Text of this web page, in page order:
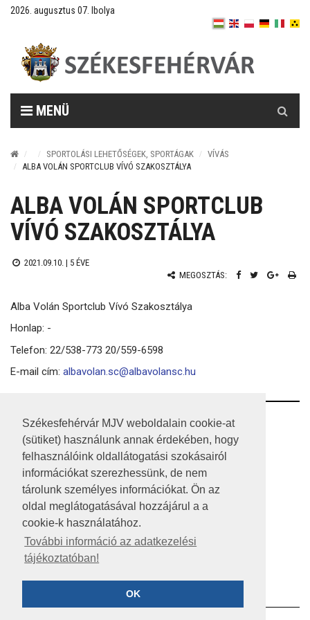
Székesfehérvár MJV weboldalain cookie-at
(sütiket) használunk annak érdekében, hogy
felhasználóink oldallátogatási szokásairól
információkat szerezhessünk, de nem
tárolunk személyes információkat. Ön az
oldal meglátogatásával hozzájárul a a
cookie-k használatához.
További információ az adatkezelési
tájékoztatóban!
OK
2026. augusztus 07. Ibolya
MENÜ
SPORTOLÁSI LEHETŐSÉGEK, SPORTÁGAK
VÍVÁS
ALBA VOLÁN SPORTCLUB VÍVÓ SZAKOSZTÁLYA
ALBA VOLÁN SPORTCLUB
VÍVÓ SZAKOSZTÁLYA
2021.09.10. | 5 ÉVE
MEGOSZTÁS:
Alba Volán Sportclub Vívó Szakosztálya
Honlap: -
Telefon: 22/538-773 20/559-6598
E-mail cím: albavolan.sc@albavolansc.hu
RSS
A HONLAP 2017.03.31-I ÁLLAPOTA
JOGI NYILATKOZAT
IMPRESSZUM
KÖZÉRDEKŰ ADATOK